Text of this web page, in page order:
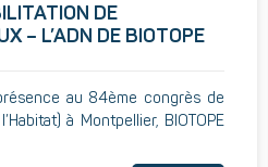
DE
– L’ADN DE BIOTOPE
au 84ème congrès de
à Montpellier, BIOTOPE